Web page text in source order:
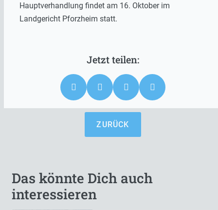
Hauptverhandlung findet am 16. Oktober im
Landgericht Pforzheim statt.
ZURÜCK
Das könnte Dich auch
interessieren